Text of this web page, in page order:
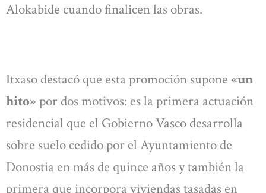
Alokabide cuando finalicen las obras.
Itxaso destacó que esta promoción supone «un
hito» por dos motivos: es la primera actuación
residencial que el Gobierno Vasco desarrolla
sobre suelo cedido por el Ayuntamiento de
Donostia en más de quince años y también la
primera que incorpora viviendas tasadas en